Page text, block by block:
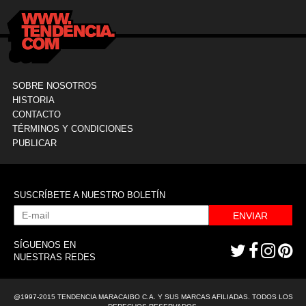
SOBRE NOSOTROS
HISTORIA
CONTACTO
TÉRMINOS Y CONDICIONES
PUBLICAR
SUSCRÍBETE A NUESTRO BOLETÍN
ENVIAR
SÍGUENOS EN
NUESTRAS REDES
@1997-2015 TENDENCIA MARACAIBO C.A. Y SUS MARCAS AFILIADAS. TODOS LOS